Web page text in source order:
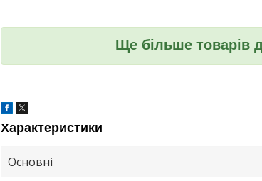
Ще більше товарів
Характеристики
Основні